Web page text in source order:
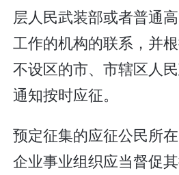
层人民武装部或者普通
工作的机构的联系，并根
不设区的市、市辖区人
通知按时应征。
预定征集的应征公民所在
企业事业组织应当督促